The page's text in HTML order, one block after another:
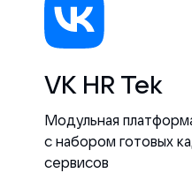
VK HR Tek
Модульная
с набором готовых
сервисов